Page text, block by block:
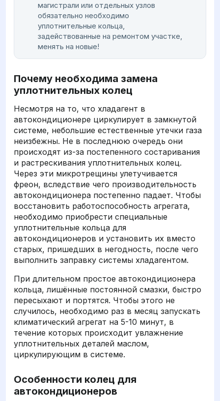
магистрали или отдельных узлов
обязательно необходимо
уплотнительные кольца,
задействованные на ремонтом участке,
менять на новые!
Почему необходима замена
уплотнительных колец
Несмотря на то, что хладагент в
автокондиционере циркулирует в замкнутой
системе, небольшие естественные утечки газа
неизбежны. Не в последнюю очередь они
происходят из-за постепенного состаривания
и растрескивания уплотнительных колец.
Через эти микротрещины улетучивается
фреон, вследствие чего производительность
автокондиционера постепенно падает. Чтобы
восстановить работоспособность агрегата,
необходимо приобрести специальные
уплотнительные кольца для
автокондиционеров и установить их вместо
старых, пришедших в негодность, после чего
выполнить заправку системы хладагентом.
При длительном простое автокондиционера
кольца, лишённые постоянной смазки, быстро
пересыхают и портятся. Чтобы этого не
случилось, необходимо раз в месяц запускать
климатический агрегат на 5-10 минут, в
течение которых происходит увлажнение
уплотнительных деталей маслом,
циркулирующим в системе.
Особенности колец для
автокондиционеров